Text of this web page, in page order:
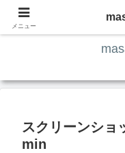
ITの知識4割・ガジ
スクリーンショ
min
メニュー